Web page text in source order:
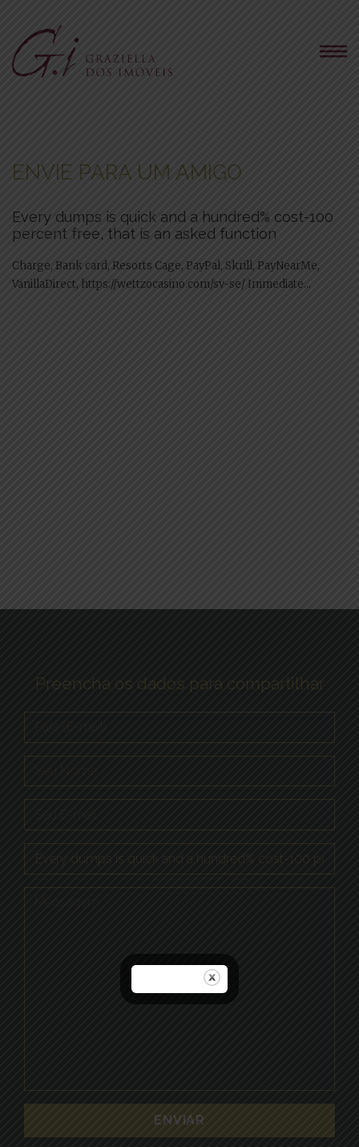
ENVIE PARA UM AMIGO
Every dumps is quick and a hundred% cost-100
percent free, that is an asked function
Charge, Bank card, Resorts Cage, PayPal, Skrill, PayNearMe,
VanillaDirect, https://wettzocasino.com/sv-se/ Immediate...
Preencha os dados para compartilhar